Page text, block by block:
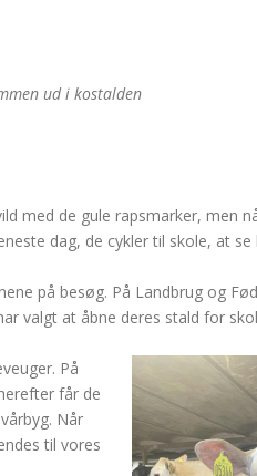
ud i kostalden
med de gule rapsmarker, men
dag, de cykler til skole, at
på besøg. På Landbrug og
valgt at åbne deres stald for
På
får de
Når
til vores